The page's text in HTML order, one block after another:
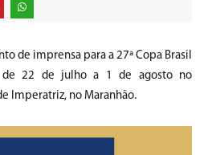
de imprensa para a 27ª Copa Brasil
de 22 de julho a 1 de agosto no
Imperatriz, no Maranhão.